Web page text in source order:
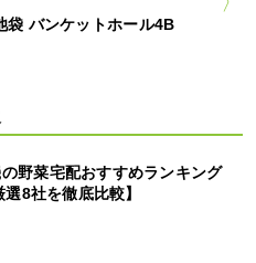
袋 バンケットホール4B
野菜宅配おすすめランキング
8社を徹底比較】